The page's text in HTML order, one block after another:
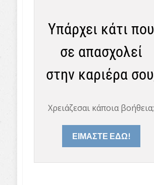
Υπάρχει κάτι που
σε απασχολεί
στην καριέρα
Χρειάζεσαι κάποια βοήθεια;
ΕΙΜΑΣΤΕ ΕΔΩ!